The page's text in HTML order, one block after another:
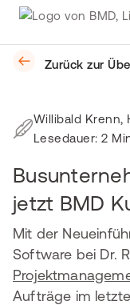
Zurück zur
Willibald Krenn,
Lesedauer: 2
jetzt BMD
Mit der
Software bei Dr.
Aufträge im